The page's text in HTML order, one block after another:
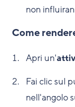
non
Come
Apri un'
Fai clic sul
nell'angolo